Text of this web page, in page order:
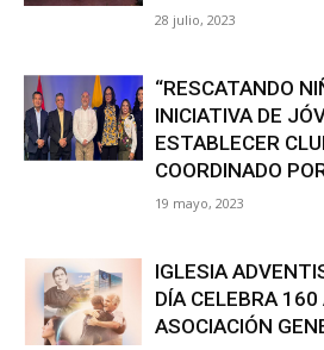
28 julio, 2023
“RESCATANDO
INICIATIVA DE
ESTABLECER
COORDINADO
19 mayo, 2023
IGLESIA
DÍA CELEBRA 160
ASOCIACIÓN